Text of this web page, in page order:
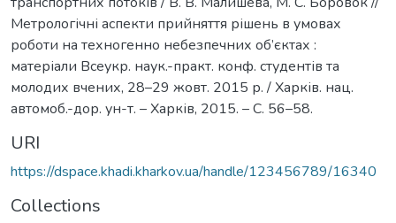
Метрологічні аспекти прийняття рішень в умовах
роботи на техногенно небезпечних об’єктах :
матеріали Всеукр. наук.-практ. конф. студентів та
молодих вчених, 28–29 жовт. 2015 р. / Харків. нац.
автомоб.-дор. ун-т. – Харків, 2015. – С. 56–58.
URI
https://dspace.khadi.kharkov.ua/handle/123456789/16340
Collections